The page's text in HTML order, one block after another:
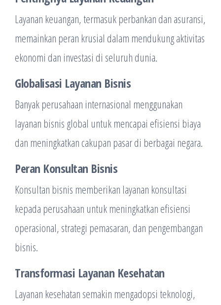
Layanan keuangan, termasuk perbankan dan asuransi,
memainkan peran krusial dalam mendukung aktivitas
ekonomi dan investasi di seluruh dunia.
Globalisasi Layanan Bisnis
Banyak perusahaan internasional menggunakan
layanan bisnis global untuk mencapai efisiensi biaya
dan meningkatkan cakupan pasar di berbagai negara.
Peran Konsultan Bisnis
Konsultan bisnis memberikan layanan konsultasi
kepada perusahaan untuk meningkatkan efisiensi
operasional, strategi pemasaran, dan pengembangan
bisnis.
Transformasi Layanan Kesehatan
Layanan kesehatan semakin mengadopsi teknologi,